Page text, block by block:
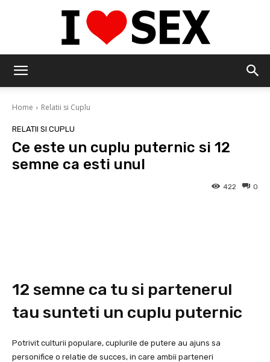
Home Relatii si Cuplu
RELATII SI CUPLU
Ce este un cuplu puternic si 12
semne ca esti unul
0
422
12 semne ca tu si partenerul
tau sunteti un cuplu puternic
Potrivit culturii populare, cuplurile de putere au ajuns sa
personifice o relatie de succes, in care ambii parteneri